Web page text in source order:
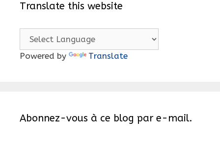
Translate this website
Powered by Translate
Abonnez-vous à ce blog par e-mail.